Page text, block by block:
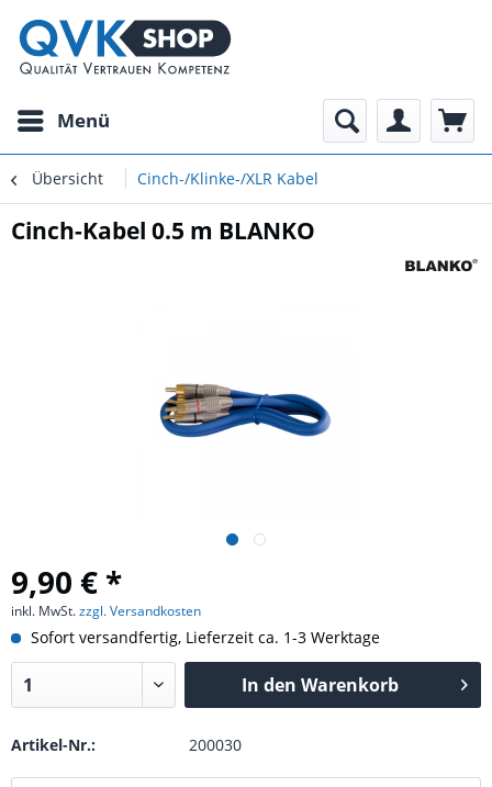
Menü
Übersicht Cinch-/Klinke-/XLR Kabel
Cinch-Kabel 0.5 m BLANKO
9,90 € *
inkl. MwSt.zzgl. Versandkosten
Sofort versandfertig, Lieferzeit ca. 1-3 Werktage
In den Warenkorb
Artikel-Nr.: 200030